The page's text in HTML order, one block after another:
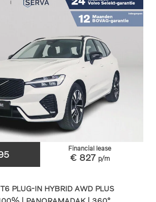
Financial lease
€ 827 p/m
PLUG-IN HYBRID AWD PLUS